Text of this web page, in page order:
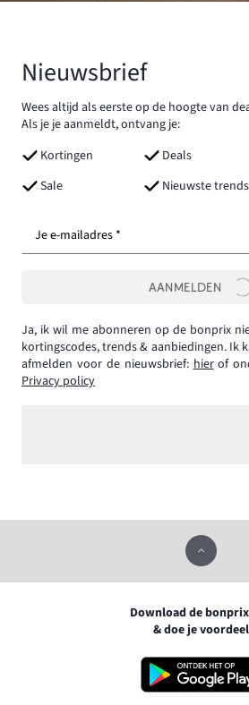
Nieuwsbrief
Wees altijd als eerste op de hoogte van
Als je je aanmeldt, ontvang je:
Kortingen
Deals
Sale
Nieuwste trends
Je e-mailadres *
AANMELDEN
Ja, ik wil me abonneren op de bonprix
kortingscodes, trends & aanbiedingen. Ik
afmelden voor de nieuwsbrief: hierof
Privacy policy
Download de
& doe je voordeel